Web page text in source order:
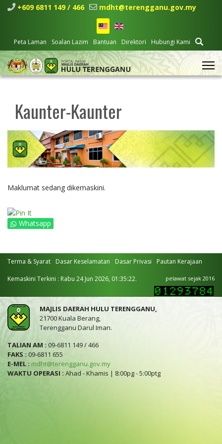
+609 6811 149 / 466 mdht@terengganu.gov.my
Peta Laman Soalan Lazim Bantuan Direktori Hubungi Kami
Kaunter-Kaunter
Maklumat sedang dikemaskini.
Whatsapp
Terma & Syarat Dasar Keselamatan Dasar Privasi Pautan Kerajaan
Kemaskini Terkini : Rabu 24 Jun 2026, 01:35:22. pelawat sejak 2016
MAJLIS DAERAH HULU TERENGGANU,
21700 Kuala Berang,
Terengganu Darul Iman.
TALIAN AM : 09-6811 149 / 466
FAKS : 09-6811 655
E-MEL : mdht@terengganu.gov.my
WAKTU OPERASI : Ahad - Khamis | 8:00pg - 5:00ptg